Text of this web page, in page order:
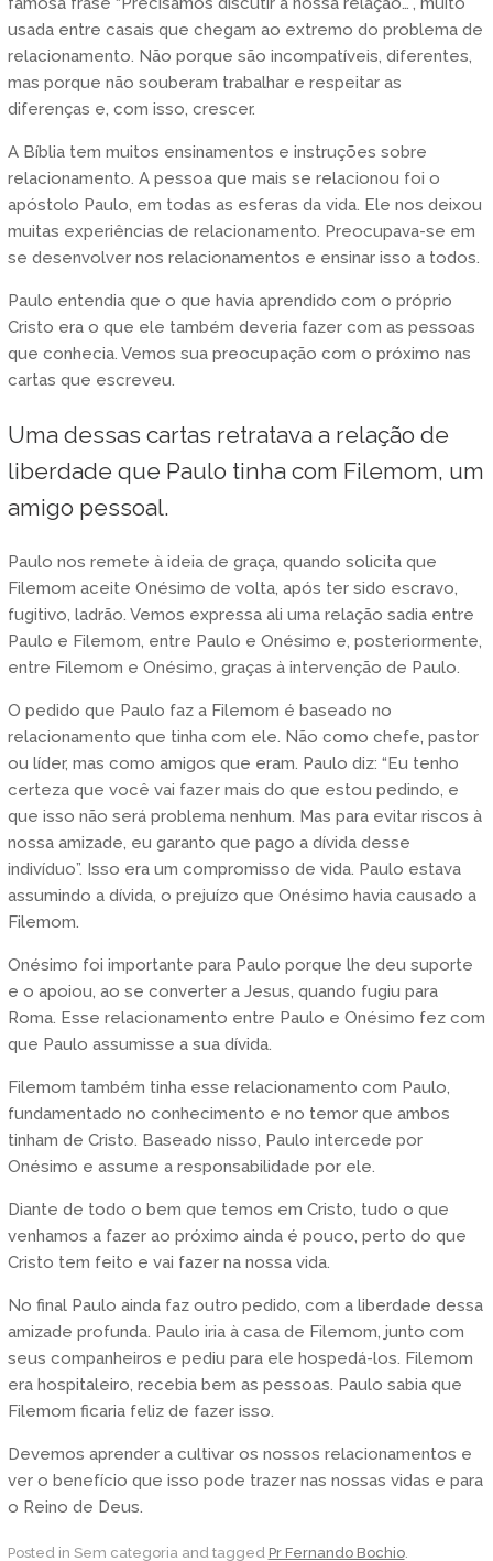
usada entre casais que chegam ao extremo do problema de
relacionamento. Não porque são incompatíveis, diferentes,
mas porque não souberam trabalhar e respeitar as
diferenças e, com isso, crescer.
A Bíblia tem muitos ensinamentos e instruções sobre
relacionamento. A pessoa que mais se relacionou foi o
apóstolo Paulo, em todas as esferas da vida. Ele nos deixou
muitas experiências de relacionamento. Preocupava-se em
se desenvolver nos relacionamentos e ensinar isso a todos.
Paulo entendia que o que havia aprendido com o próprio
Cristo era o que ele também deveria fazer com as pessoas
que conhecia. Vemos sua preocupação com o próximo nas
cartas que escreveu.
Uma dessas cartas retratava a relação de
liberdade que Paulo tinha com Filemom, um
amigo pessoal.
Paulo nos remete à ideia de graça, quando solicita que
Filemom aceite Onésimo de volta, após ter sido escravo,
fugitivo, ladrão. Vemos expressa ali uma relação sadia entre
Paulo e Filemom, entre Paulo e Onésimo e, posteriormente,
entre Filemom e Onésimo, graças à intervenção de Paulo.
O pedido que Paulo faz a Filemom é baseado no
relacionamento que tinha com ele. Não como chefe, pastor
ou líder, mas como amigos que eram. Paulo diz: “Eu tenho
certeza que você vai fazer mais do que estou pedindo, e
que isso não será problema nenhum. Mas para evitar riscos à
nossa amizade, eu garanto que pago a dívida desse
indivíduo”. Isso era um compromisso de vida. Paulo estava
assumindo a dívida, o prejuízo que Onésimo havia causado a
Filemom.
Onésimo foi importante para Paulo porque lhe deu suporte
e o apoiou, ao se converter a Jesus, quando fugiu para
Roma. Esse relacionamento entre Paulo e Onésimo fez com
que Paulo assumisse a sua dívida.
Filemom também tinha esse relacionamento com Paulo,
fundamentado no conhecimento e no temor que ambos
tinham de Cristo. Baseado nisso, Paulo intercede por
Onésimo e assume a responsabilidade por ele.
Diante de todo o bem que temos em Cristo, tudo o que
venhamos a fazer ao próximo ainda é pouco, perto do que
Cristo tem feito e vai fazer na nossa vida.
No final Paulo ainda faz outro pedido, com a liberdade dessa
amizade profunda. Paulo iria à casa de Filemom, junto com
seus companheiros e pediu para ele hospedá-los. Filemom
era hospitaleiro, recebia bem as pessoas. Paulo sabia que
Filemom ficaria feliz de fazer isso.
Devemos aprender a cultivar os nossos relacionamentos e
ver o benefício que isso pode trazer nas nossas vidas e para
o Reino de Deus.
Posted in Sem categoria and tagged Pr Fernando Bochio.